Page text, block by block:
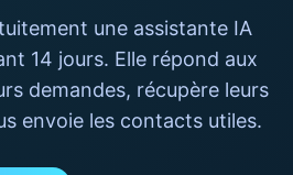
une assistante IA
14 jours. Elle répond aux
demandes, récupère leurs
envoie les contacts utiles.